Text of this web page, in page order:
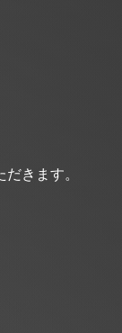
きます。